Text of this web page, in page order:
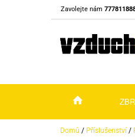
Zavolejte nám
Domů / Příslušenství /